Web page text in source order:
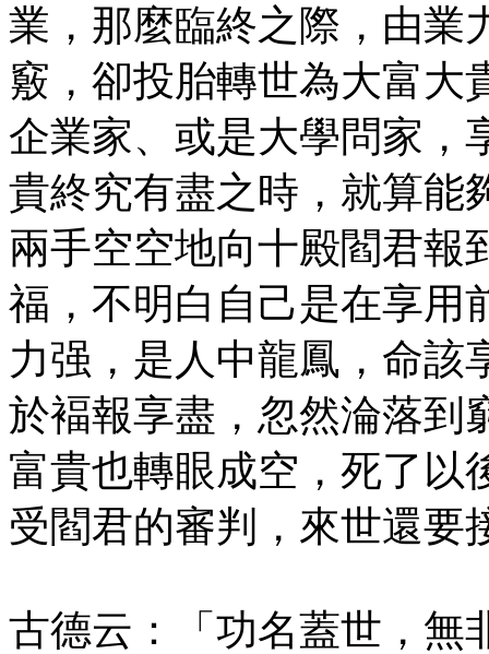
業，那麼臨終之際，由業
竅，卻投胎轉世為大富大
企業家、或是大學問家，
貴終究有盡之時，就算能
兩手空空地向十殿閻君報
福，不明白自己是在享用
力强，是人中龍鳳，命該
於褔報享盡，忽然淪落到
富貴也轉眼成空，死了以
受閻君的審判，來世還要
古德云：「功名蓋世，無